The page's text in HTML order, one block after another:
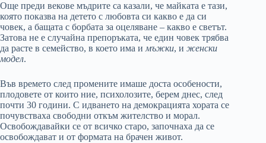
Още преди векове мъдрите са казали, че майката е тази,
която показва на детето с любовта си какво е да си
човек, а бащата с борбата за оцеляване – какво е светът.
Затова не е случайна препоръката, че един човек трябва
да расте в семейство, в което има и мъжки, и женски
модел.
Във времето след промените имаше доста особености,
плодовете от които ние, психолозите, берем днес, след
почти 30 години. С идването на демокрацията хората се
почувстваха свободни откъм жителство и морал.
Освобождавайки се от всичко старо, започнаха да се
освобождават и от формата на брачен живот.